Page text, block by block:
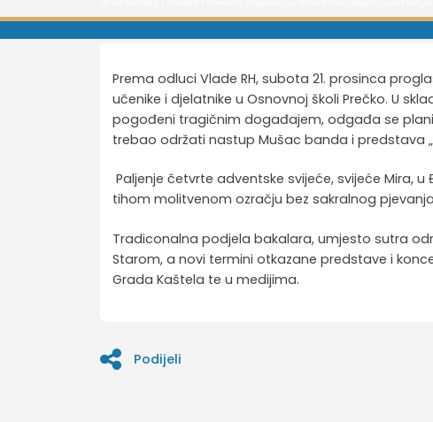
Prema odluci Vlade RH, subota 21. prosinca
učenike i djelatnike u Osnovnoj školi Prečko. U
pogođeni tragičnim događajem, odgađa se
trebao održati nastup Mušac banda i predstava
Paljenje četvrte adventske svijeće, svijeće Mira,
tihom molitvenom ozračju bez sakralnog
Tradiconalna podjela bakalara, umjesto sutra
Starom, a novi termini otkazane predstave i
Grada Kaštela te u medijima.
Podijeli